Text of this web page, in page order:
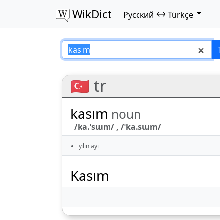
WikDict Русский ↔ Türkçe
kasım –
🇹🇷 tr
kasım noun
/ka.ˈsɯm/ , /ˈka.sɯm/
yılın ayı
Kasım